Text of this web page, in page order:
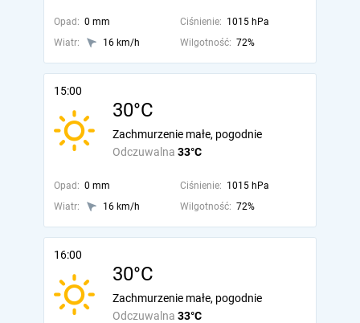
Opad: 0 mm Ciśnienie: 1015 hPa
Wiatr:
16 km/h Wilgotność: 72%
15:00
30°C
Odczuwalna 33°C
Zachmurzenie małe, pogodnie
Opad: 0 mm Ciśnienie: 1015 hPa
Wiatr:
16 km/h Wilgotność: 72%
16:00
30°C
Odczuwalna 33°C
Zachmurzenie małe, pogodnie